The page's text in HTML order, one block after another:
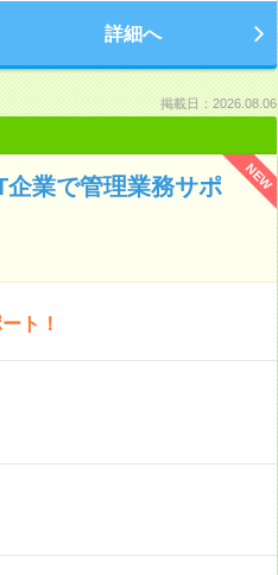
詳細へ
掲載日：2026.08.06
NEW
業で管理業務サポ
ト！